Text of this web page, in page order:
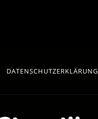
DATENSCHUTZERKLÄRUNG